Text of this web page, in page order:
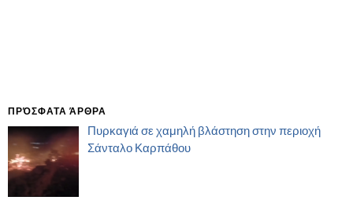
ΠΡΌΣΦΑΤΑ ΆΡΘΡΑ
Πυρκαγιά σε χαμηλή βλάστηση στην περιοχή
Σάνταλο Καρπάθου